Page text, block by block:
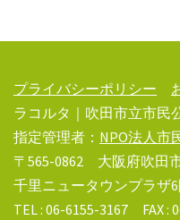
プライバシーポリシー
ラコルタ｜吹田市立市民
指定管理者： NPO法人市
〒565-0862 大阪府吹田
千里ニュータウンプラザ
TEL : 06-6155-3167 FAX :